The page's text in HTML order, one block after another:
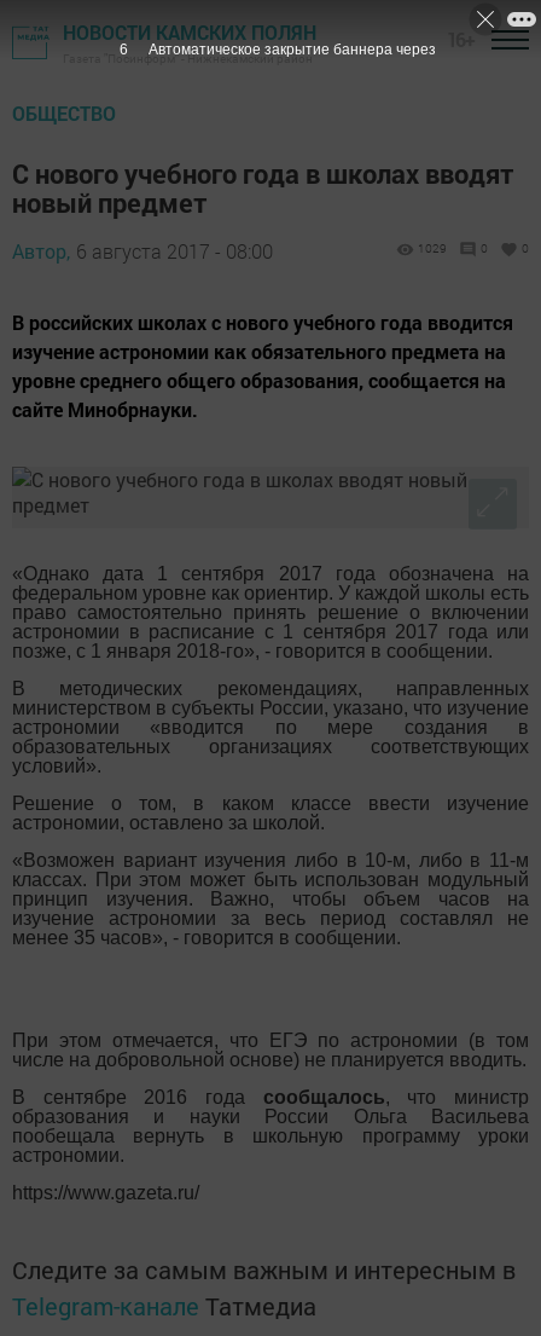
НОВОСТИ КАМСКИХ ПОЛЯН
Газета "Посинформ" - Нижнекамский район
ОБЩЕСТВО
С нового учебного года в школах вводят
новый предмет
Автор, 6 августа 2017 - 08:00 1029 0 0
В российских школах с нового учебного года вводится
изучение астрономии как обязательного предмета на
уровне среднего общего образования, сообщается на
сайте Минобрнауки.
«Однако дата 1 сентября 2017 года обозначена на
федеральном уровне как ориентир. У каждой школы есть
право самостоятельно принять решение о включении
астрономии в расписание с 1 сентября 2017 года или
позже, с 1 января 2018-го», - говорится в сообщении.
В методических рекомендациях, направленных
министерством в субъекты России, указано, что изучение
астрономии «вводится по мере создания в
образовательных организациях соответствующих
условий».
Решение о том, в каком классе ввести изучение
астрономии, оставлено за школой.
«Возможен вариант изучения либо в 10-м, либо в 11-м
классах. При этом может быть использован модульный
принцип изучения. Важно, чтобы объем часов на
изучение астрономии за весь период составлял не
менее 35 часов», - говорится в сообщении.
При этом отмечается, что ЕГЭ по астрономии (в том
числе на добровольной основе) не планируется вводить.
В сентябре 2016 года сообщалось, что министр
образования и науки России Ольга Васильева
пообещала вернуть в школьную программу уроки
астрономии.
https://www.gazeta.ru/
Следите за самым важным и интересным в
Telegram-канале Татмедиа
5 Автоматическое закрытие баннера через